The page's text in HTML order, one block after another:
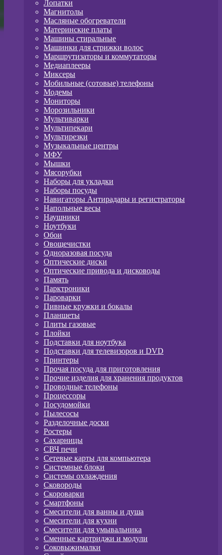
Лопатки
Магнитолы
Масляные обогреватели
Материнские платы
Машины стиральные
Машинки для стрижки волос
Маршрутизаторы и коммутаторы
Медиаплееры
Миксеры
Мобильные (сотовые) телефоны
Модемы
Мониторы
Морозильники
Мультиварки
Мультипекари
Мультирезки
Музыкальные центры
МФУ
Мышки
Мясорубки
Наборы для укладки
Наборы посуды
Навигаторы Антирадары и регистраторы
Напольные весы
Наушники
Ноутбуки
Обои
Овощечистки
Одноразовая посуда
Оптические диски
Оптические привода и дисководы
Память
Парктроники
Пароварки
Пивные кружки и бокалы
Планшеты
Плиты газовые
Плойки
Подставки для ноутбука
Подставки для телевизоров и DVD
Принтеры
Прочая посуда для приготовления
Прочие изделия для хранения продуктов
Проводные телефоны
Процессоры
Посудомойки
Пылесосы
Разделочные доски
Ростеры
Сахарницы
СВЧ печи
Сетевые карты для компьютера
Системные блоки
Системы охлаждения
Сковороды
Скороварки
Смартфоны
Смесители для ванны и душа
Смесители для кухни
Смесители для умывальника
Сменные картриджи и модули
Соковыжималки